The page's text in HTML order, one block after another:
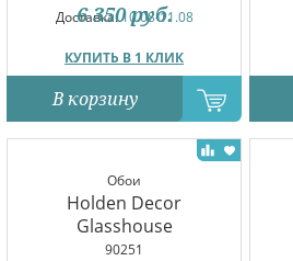
Доставка:10.08-11.08
КУПИТЬ В 1 КЛИК
6 350 руб.
В корзину
Обои
Holden Decor
Glasshouse
90251